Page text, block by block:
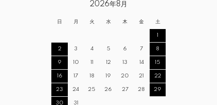
2026年8月
日 月 火 水 木 金 土
1
2 3 4 5 6 7 8
9 10 11 12 13 14 15
16 17 18 19 20 21 22
23 24 25 26 27 28 29
30 31